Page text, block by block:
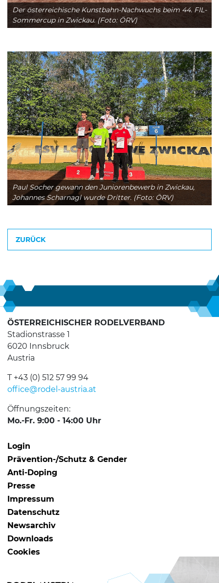
Der österreichische Kunstbahn-Nachwuchs beim 44. FIL-
Sommercup in Zwickau. (Foto: ÖRV)
Paul Socher gewann den Juniorenbewerb in Zwickau,
Johannes Scharnagl wurde Dritter. (Foto: ÖRV)
ZURÜCK
ÖSTERREICHISCHER RODELVERBAND
Stadionstrasse 1
6020 Innsbruck
Austria
T +43 (0) 512 57 99 94
office@rodel-austria.at
Öffnungszeiten:
Mo.-Fr. 9:00 - 14:00 Uhr
Login
Prävention-/Schutz & Gender
Anti-Doping
Presse
Impressum
Datenschutz
Newsarchiv
Downloads
Cookies